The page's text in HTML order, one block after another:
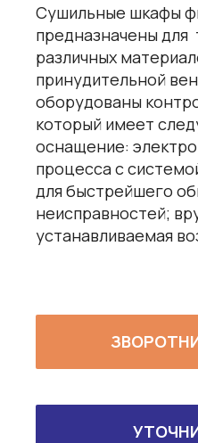
Сушильные шкафы
предназначены для
различных
принудительной
оборудованы
который имеет
оснащение:
процесса с
для быстрейшего
неисправностей;
устанавливаемая